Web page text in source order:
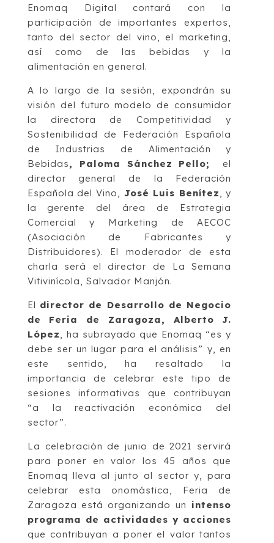
Enomaq Digital contará con la
participación de importantes expertos,
tanto del sector del vino, el marketing,
así como de las bebidas y la
alimentación en general.
A lo largo de la sesión, expondrán su
visión del futuro modelo de consumidor
la directora de Competitividad y
Sostenibilidad de Federación Española
de Industrias de Alimentación y
Bebidas, Paloma Sánchez Pello;
el
director general de la Federación
Española del Vino, José Luis Benítez, y
la gerente del área de Estrategia
Comercial y Marketing de AECOC
(Asociación de Fabricantes y
Distribuidores). El moderador de esta
charla será el director de La Semana
Vitivinícola, Salvador Manjón.
El director de Desarrollo de Negocio
de Feria de Zaragoza, Alberto J.
López, ha subrayado que Enomaq “es y
debe ser un lugar para el análisis” y, en
este sentido, ha resaltado la
importancia de celebrar este tipo de
sesiones informativas que contribuyan
“a la reactivación económica del
sector”.
La celebración de junio de 2021 servirá
para poner en valor los 45 años que
Enomaq lleva al junto al sector y, para
celebrar esta onomástica, Feria de
Zaragoza está organizando un intenso
programa de actividades y acciones
que contribuyan a poner el valor tantos